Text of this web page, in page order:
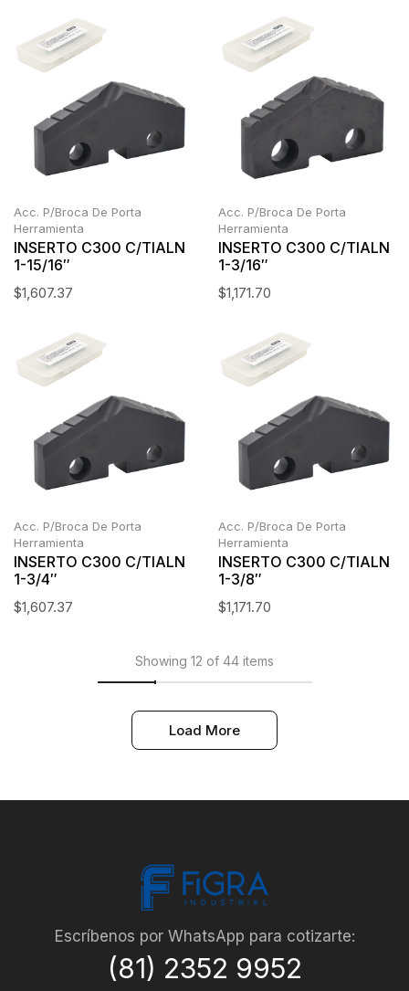
Acc. P/Broca De Porta
Herramienta
INSERTO C300 C/TIALN
1-15/16″
$1,607.37
Acc. P/Broca De Porta
Herramienta
INSERTO C300 C/TIALN
1-3/16″
$1,171.70
Acc. P/Broca De Porta
Herramienta
INSERTO C300 C/TIALN
1-3/4″
$1,607.37
Acc. P/Broca De Porta
Herramienta
INSERTO C300 C/TIALN
1-3/8″
$1,171.70
Showing 12 of 44 items
Load More
Escríbenos por WhatsApp para cotizarte:
(81) 2352 9952